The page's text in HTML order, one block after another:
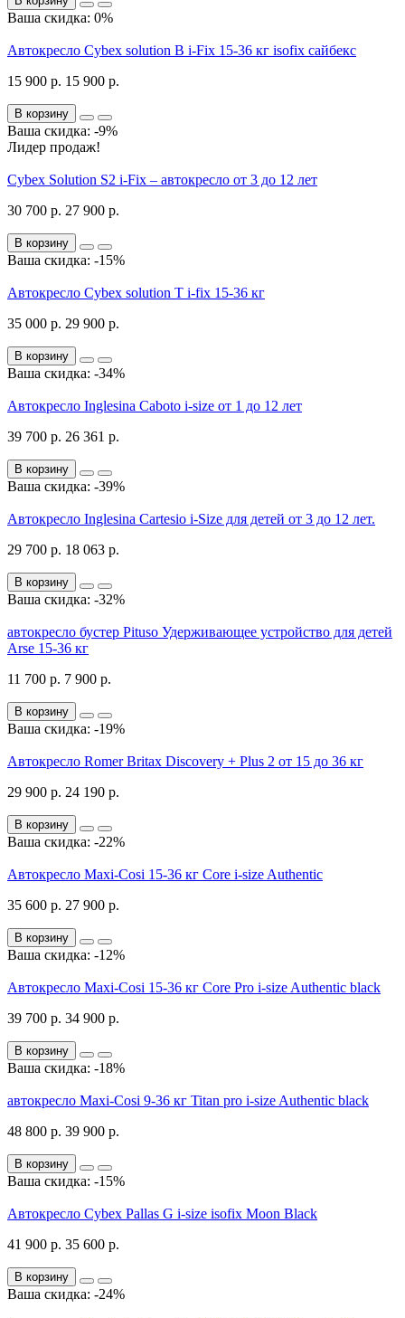
Ваша скидка: 0%
Автокресло Cybex solution B i-Fix 15-36 кг isofix сайбекс
15 900 р. 15 900 р.
В корзину
Ваша скидка: -9%
Лидер продаж!
Cybex Solution S2 i-Fix – автокресло от 3 до 12 лет
30 700 р. 27 900 р.
В корзину
Ваша скидка: -15%
Автокресло Cybex solution T i-fix 15-36 кг
35 000 р. 29 900 р.
В корзину
Ваша скидка: -34%
Автокресло Inglesina Caboto i-size от 1 до 12 лет
39 700 р. 26 361 р.
В корзину
Ваша скидка: -39%
Автокресло Inglesina Cartesio i-Size для детей от 3 до 12 лет.
29 700 р. 18 063 р.
В корзину
Ваша скидка: -32%
автокресло бустер Pituso Удерживающее устройство для детей
Arse 15-36 кг
11 700 р. 7 900 р.
В корзину
Ваша скидка: -19%
Автокресло Romer Britax Discovery + Plus 2 от 15 до 36 кг
29 900 р. 24 190 р.
В корзину
Ваша скидка: -22%
Автокресло Maxi-Cosi 15-36 кг Core i-size Authentic
35 600 р. 27 900 р.
В корзину
Ваша скидка: -12%
Автокресло Maxi-Cosi 15-36 кг Core Pro i-size Authentic black
39 700 р. 34 900 р.
В корзину
Ваша скидка: -18%
автокресло Maxi-Cosi 9-36 кг Titan pro i-size Authentic black
48 800 р. 39 900 р.
В корзину
Ваша скидка: -15%
Автокресло Cybex Pallas G i-size isofix Moon Black
41 900 р. 35 600 р.
В корзину
Ваша скидка: -24%